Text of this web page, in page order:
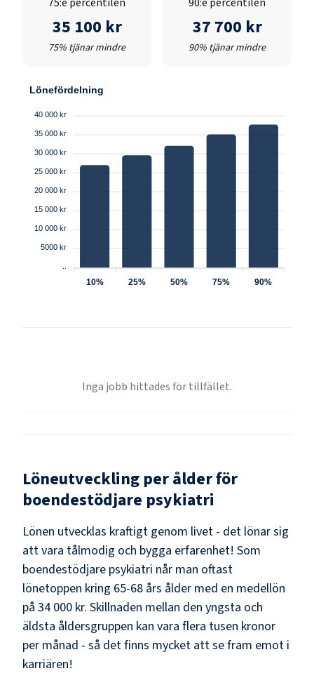
35 100 kr
75% tjänar mindre
37 700 kr
90% tjänar mindre
Lönefördelning
40 000 kr
35 000 kr
30 000 kr
25 000 kr
20 000 kr
15 000 kr
10 000 kr
5000 kr
10% 25% 50% 75% 90%
Inga jobb hittades för tillfället.
Löneutveckling per ålder för
boendestödjare psykiatri
Lönen utvecklas kraftigt genom livet - det lönar sig
att vara tålmodig och bygga erfarenhet! Som
boendestödjare psykiatri når man oftast
lönetoppen kring 65-68 års ålder med en medellön
på 34 000 kr. Skillnaden mellan den yngsta och
äldsta åldersgruppen kan vara flera tusen kronor
per månad - så det finns mycket att se fram emot i
karriären!